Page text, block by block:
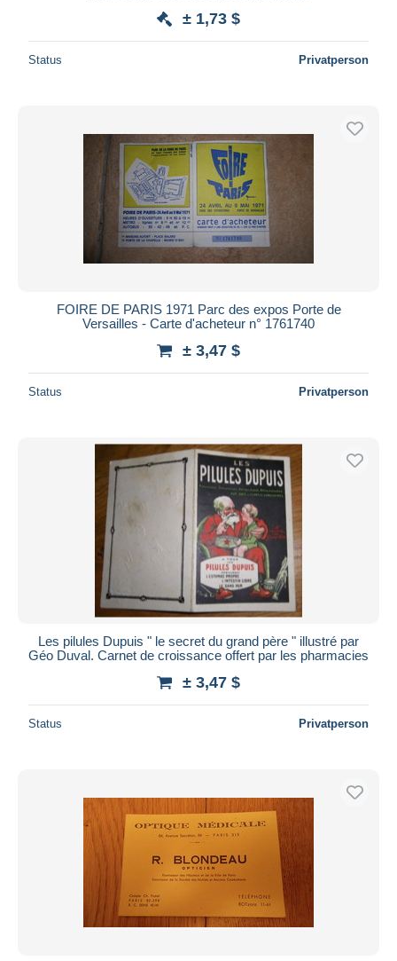
± 1,73 $
Status Privatperson
FOIRE DE PARIS 1971 Parc des expos Porte de
Versailles - Carte d'acheteur n° 1761740
± 3,47 $
Status Privatperson
Les pilules Dupuis " le secret du grand père " illustré par
Géo Duval. Carnet de croissance offert par les pharmacies
± 3,47 $
Status Privatperson